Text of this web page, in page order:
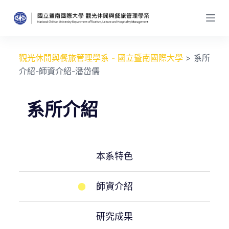
跳
至
觀光休閒與餐旅管理學系 - 國立暨南國際大學> 系所
介紹-師資介紹-潘岱儒​
系所介紹
本系特色
師資介紹
研究成果